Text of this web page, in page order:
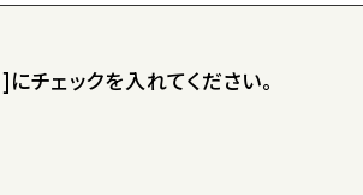
し、お客様からご提供いただく個人情報を細
チェックを入れてください。